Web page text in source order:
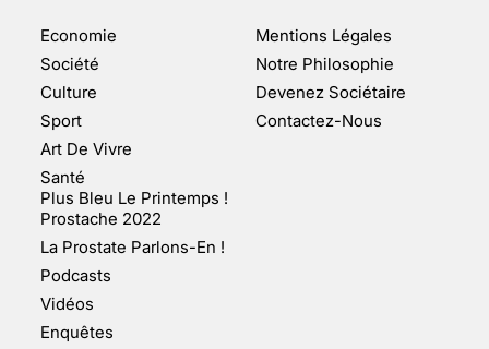
FAIT SURFACE À
MARSEILLE (1/5)
10 jan 2022
Economie
Société
Culture
Sport
Art De Vivre
Santé
Plus Bleu Le Printemps !
Prostache 2022
La Prostate Parlons-En !
Podcasts
Vidéos
Enquêtes
Mentions Légales
Notre Philosophie
Devenez Sociétaire
Contactez-Nous